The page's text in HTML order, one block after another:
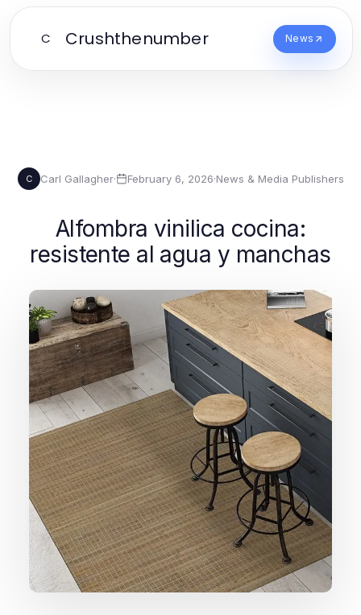
C Crushthenumber News
C Carl Gallagher· February 6, 2026·News & Media Publishers
Alfombra vinilica cocina:
resistente al agua y manchas